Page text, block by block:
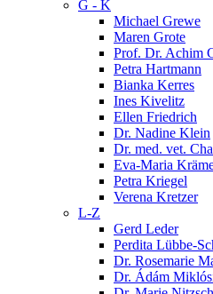
G - K
Michael Grewe
Maren Grote
Prof. Dr. Achim
Petra Hartmann
Bianka Kerres
Ines Kivelitz
Ellen Friedrich
Dr. Nadine Klein
Dr. med. vet.
Eva-Maria
Petra Kriegel
Verena Kretzer
L-Z
Gerd Leder
Perdita Lübbe-
Dr. Rosemarie
Dr. Ádám